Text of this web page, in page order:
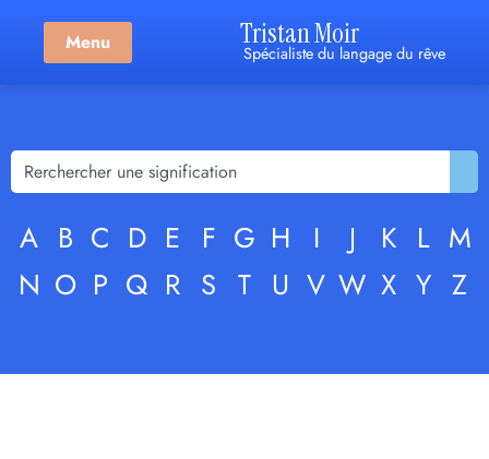
Menu Tristan Moir
Spécialiste du langage du rêve
A B C D E F G H I J K L M
N O P Q R S T U V W X Y Z